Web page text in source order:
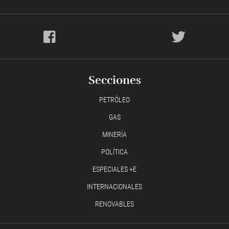
Secciones
PETRÓLEO
GAS
MINERÍA
POLÍTICA
ESPECIALES +E
INTERNACIONALES
RENOVABLES